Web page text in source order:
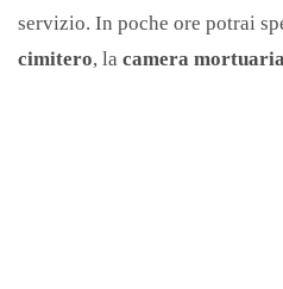
servizio. In poche ore potrai
cimitero, la camera